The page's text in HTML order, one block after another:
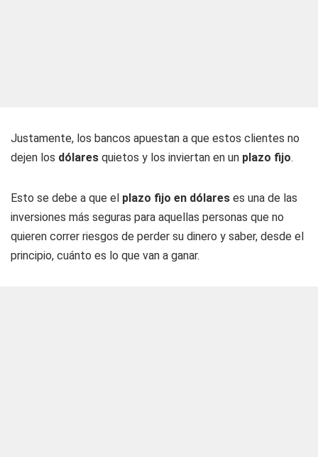
Justamente, los bancos apuestan a que estos clientes no
dejen los dólares quietos y los inviertan en un plazo fijo.
Esto se debe a que el plazo fijo en dólares es una de las
inversiones más seguras para aquellas personas que no
quieren correr riesgos de perder su dinero y saber, desde el
principio, cuánto es lo que van a ganar.